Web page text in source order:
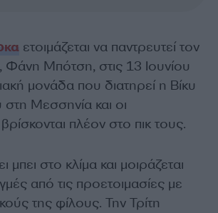
ετοιμάζεται να παντρευτεί τον
Φάνη Μπότση, στις 13 Ιουνίου
μονάδα που διατηρεί η Βίκυ
Μεσσηνία και οι
πλέον στο πικ τους.
μπει στο κλίμα και μοιράζεται
από τις προετοιμασίες με
της φίλους. Την Τρίτη